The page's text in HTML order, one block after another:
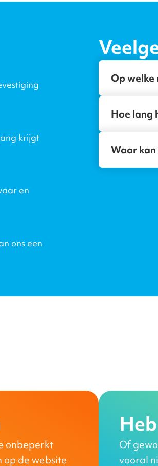
krijgt
en
ons een
Op welke
Hoe lang
Waar
onbeperkt
de website
Of
vooral